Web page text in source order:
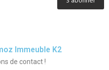
Immeuble K2
de contact !